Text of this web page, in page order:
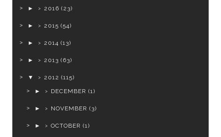
► 2016 (23)
► 2015 (54)
► 2014 (13)
► 2013 (63)
▼ 2012 (115)
►
DECEMBER (1)
► NOVEMBER (3)
► OCTOBER (1)